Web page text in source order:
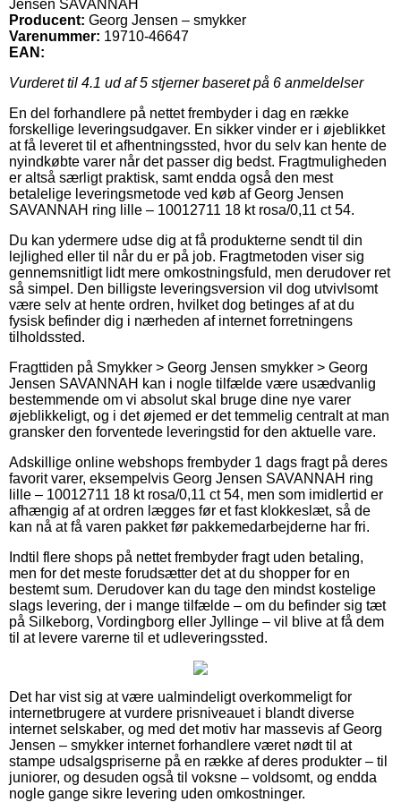
Jensen SAVANNAH
Producent: Georg Jensen – smykker
Varenummer: 19710-46647
EAN:
Vurderet til 4.1 ud af 5 stjerner baseret på 6 anmeldelser
En del forhandlere på nettet frembyder i dag en række
forskellige leveringsudgaver. En sikker vinder er i øjeblikket
at få leveret til et afhentningssted, hvor du selv kan hente de
nyindkøbte varer når det passer dig bedst. Fragtmuligheden
er altså særligt praktisk, samt endda også den mest
betalelige leveringsmetode ved køb af Georg Jensen
SAVANNAH ring lille – 10012711 18 kt rosa/0,11 ct 54.
Du kan ydermere udse dig at få produkterne sendt til din
lejlighed eller til når du er på job. Fragtmetoden viser sig
gennemsnitligt lidt mere omkostningsfuld, men derudover ret
så simpel. Den billigste leveringsversion vil dog utvivlsomt
være selv at hente ordren, hvilket dog betinges af at du
fysisk befinder dig i nærheden af internet forretningens
tilholdssted.
Fragttiden på Smykker > Georg Jensen smykker > Georg
Jensen SAVANNAH kan i nogle tilfælde være usædvanlig
bestemmende om vi absolut skal bruge dine nye varer
øjeblikkeligt, og i det øjemed er det temmelig centralt at man
gransker den forventede leveringstid for den aktuelle vare.
Adskillige online webshops frembyder 1 dags fragt på deres
favorit varer, eksempelvis Georg Jensen SAVANNAH ring
lille – 10012711 18 kt rosa/0,11 ct 54, men som imidlertid er
afhængig af at ordren lægges før et fast klokkeslæt, så de
kan nå at få varen pakket før pakkemedarbejderne har fri.
Indtil flere shops på nettet frembyder fragt uden betaling,
men for det meste forudsætter det at du shopper for en
bestemt sum. Derudover kan du tage den mindst kostelige
slags levering, der i mange tilfælde – om du befinder sig tæt
på Silkeborg, Vordingborg eller Jyllinge – vil blive at få dem
til at levere varerne til et udleveringssted.
Det har vist sig at være ualmindeligt overkommeligt for
internetbrugere at vurdere prisniveauet i blandt diverse
internet selskaber, og med det motiv har massevis af Georg
Jensen – smykker internet forhandlere været nødt til at
stampe udsalgspriserne på en række af deres produkter – til
juniorer, og desuden også til voksne – voldsomt, og endda
nogle gange sikre levering uden omkostninger.